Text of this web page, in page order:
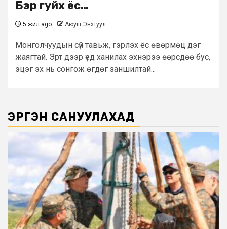
Бэр гуйх ёс…
5 жил ago Аюуш Энхтуул
Монголчуудын сүй тавьж, гэрлэх ёс өвөрмөц дэг
жаягтай. Эрт дээр үед ханилах эхнэрээ өөрсдөө бус,
эцэг эх нь сонгож өгдөг заншилтай...
ЭРГЭН САНУУЛАХАД